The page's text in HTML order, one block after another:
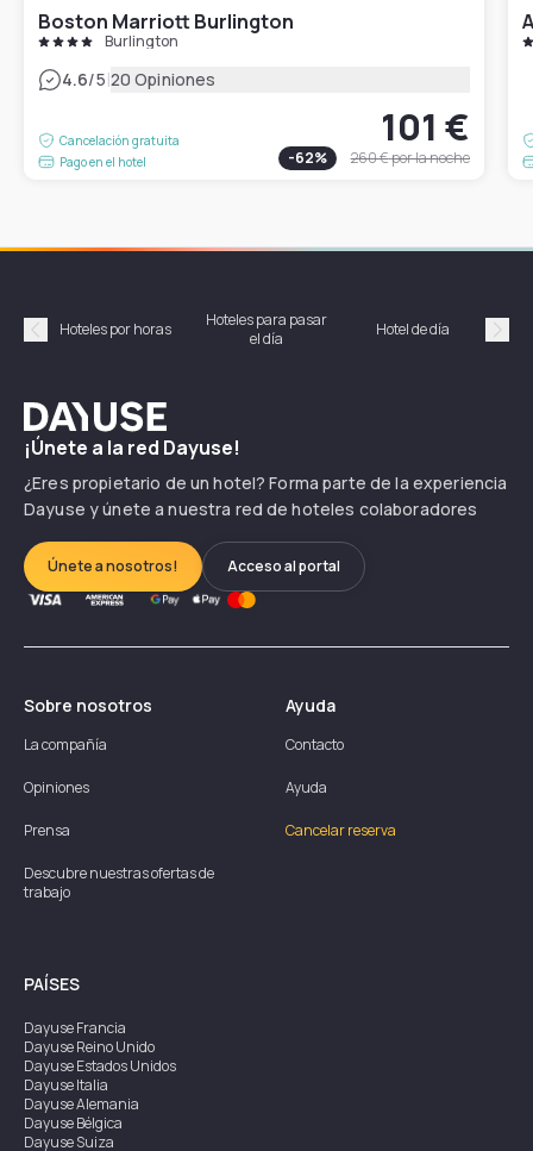
Boston Marriott Burlington
Burlington
4.6/5|20 Opiniones
Cancelación gratuita
Pago en el hotel
101 €
-62% 260 €por la noche
Précédent
Hoteles por horas
Hoteles para pasar
el día
Hotel de día
Dayuse
¡Únete a la red Dayuse!
¿Eres propietario de un hotel? Forma parte de la experiencia
Dayuse y únete a nuestra red de hoteles colaboradores
Únete a nosotros! Acceso al portal
Sobre nosotros
La compañía
Opiniones
Prensa
Descubre nuestras ofertas de
trabajo
Ayuda
Contacto
Ayuda
Cancelar reserva
PAÍSES
DayuseFrancia
DayuseReino Unido
DayuseEstados Unidos
DayuseItalia
DayuseAlemania
DayuseBélgica
DayuseSuiza